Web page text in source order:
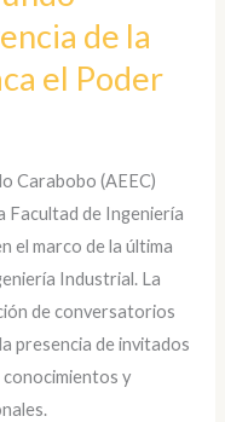
de la
el Poder
Carabobo (AEEC)
Facultad de Ingeniería
el marco de la última
Industrial. La
de conversatorios
presencia de invitados
y